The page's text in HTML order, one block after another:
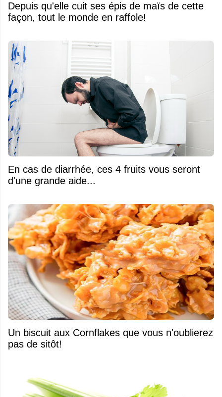
Depuis qu'elle cuit ses épis de maïs de cette
façon, tout le monde en raffole!
En cas de diarrhée, ces 4 fruits vous seront
d'une grande aide...
Un biscuit aux Cornflakes que vous n'oublierez
pas de sitôt!